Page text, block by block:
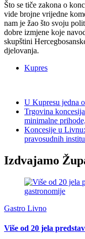
Što se tiče zakona o
vide brojne vrijedne
nam je žao što svoju
dobre izmjene koje
skupštini
djelovanja.
Kupres
U Kupresu jedna
Trgovina
minimalne
Koncesije u
pravosudnih
Izdvajamo
Gastro Livno
Više od 20 jela